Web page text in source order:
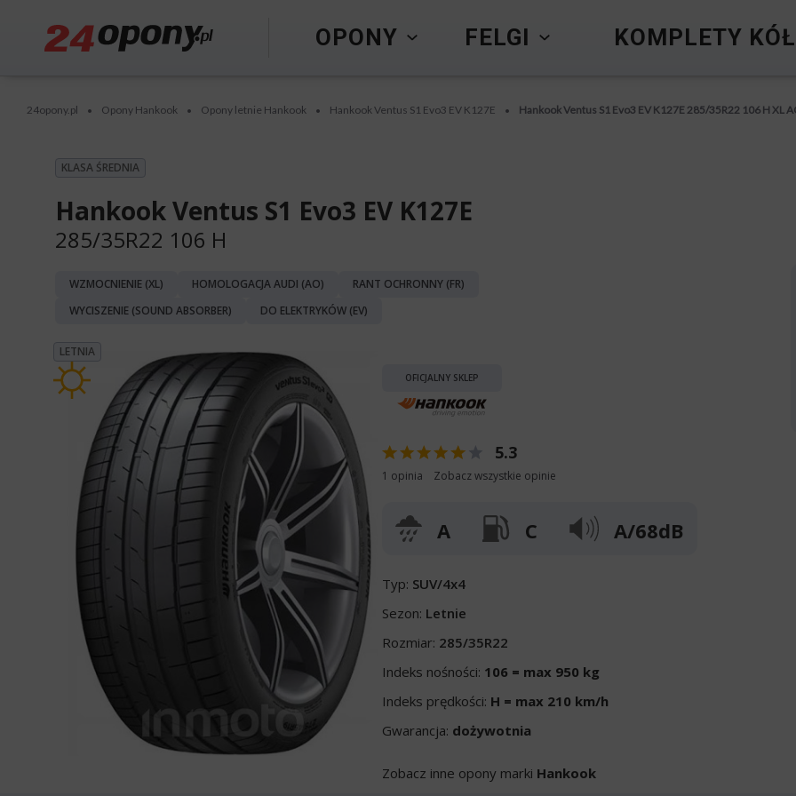
OPONY FELGI KOMPLETY KÓŁ
24opony.pl • Opony Hankook • Opony letnie Hankook • Hankook Ventus S1 Evo3 EV K127E • Hankook Ventus S1 Evo3 EV K127E 285/35R22 106 H XL
KLASA ŚREDNIA
Hankook Ventus S1 Evo3 EV K127E
285/35R22 106 H
WZMOCNIENIE (XL) HOMOLOGACJA AUDI (AO)
RANT OCHRONNY (FR)
WYCISZENIE (SOUND ABSORBER)
DO ELEKTRYKÓW (EV)
LETNIA
OFICJALNY SKLEP
5.3
1 opinia Zobacz wszystkie opinie
A C A/68dB
Typ: SUV/4x4
Sezon: Letnie
Rozmiar: 285/35R22
Indeks nośności: 106 = max 950 kg
Indeks prędkości: H = max 210 km/h
Gwarancja: dożywotnia
Zobacz inne opony marki Hankook